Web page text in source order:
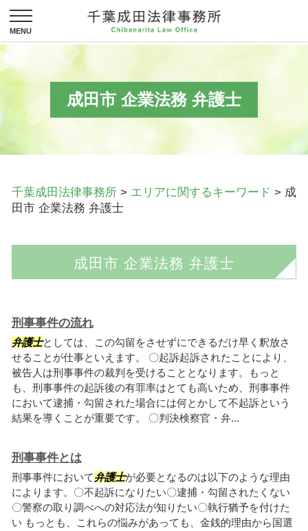
成田市 企業法務 弁護士
千葉成田法律事務所 > エリアに関するキーワード > 成
田市 企業法務 弁護士
成田市 企業法務 弁護士
刑事事件の流れ
弁護士としては、この勾留をさせずにできるだけ早く釈放さ
せることが仕事といえます。 〇起訴起訴されたことにより、
被告人は刑事事件の裁判を受けることとなります。もっと
も、刑事事件の起訴後の有罪率はとても高いため、刑事事件
において逮捕・勾留された場合には何とかして不起訴という
結果を導くことが重要です。 〇判決検察官・弁...
刑事事件とは
刑事事件において弁護士が必要となるのは以下のような理由
によります。〇不起訴になりたい〇逮捕・勾留されたくない
〇警察の取り調べへの対応法が知りたい〇執行猶予を付けた
い もっとも、これらの悩みがあっても、金銭的理由から国選